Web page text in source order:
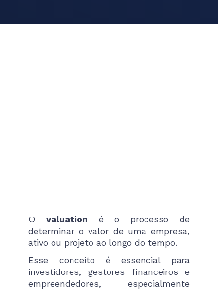
O valuation é o processo de
determinar o valor de uma empresa,
ativo ou projeto ao longo do tempo.
Esse conceito é essencial para
investidores, gestores financeiros e
empreendedores, especialmente